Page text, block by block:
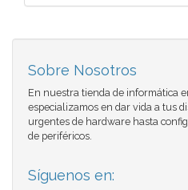
Sobre Nosotros
En nuestra tienda de informática
especializamos en dar vida a tus
urgentes de hardware hasta
de periféricos.
Síguenos en: